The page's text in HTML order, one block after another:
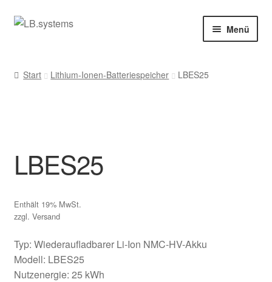
Zur
Zum
Menü
Start Lithium-Ionen-Batteriespeicher LBES25
LBES25
Enthält 19% MwSt.
zzgl. Versand
Typ: Wiederaufladbarer Li-Ion NMC-HV-Akku
Modell: LBES25
Nutzenergie: 25 kWh